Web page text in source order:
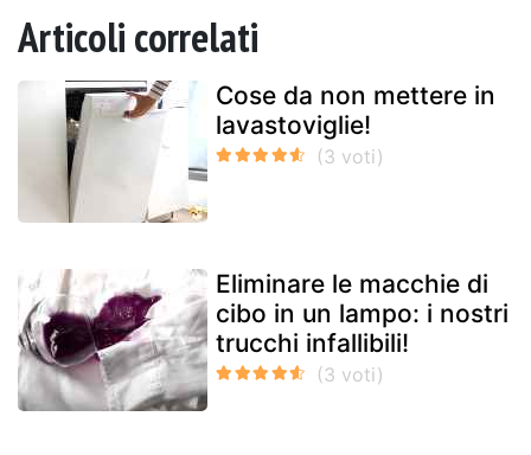
Articoli correlati
Cose da non mettere in
lavastoviglie!
Eliminare le macchie di
cibo in un lampo: i nostri
trucchi infallibili!